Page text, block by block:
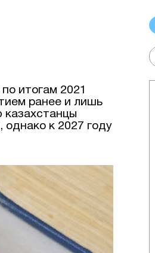
итогам 2021
ранее и лишь
к 2027 году